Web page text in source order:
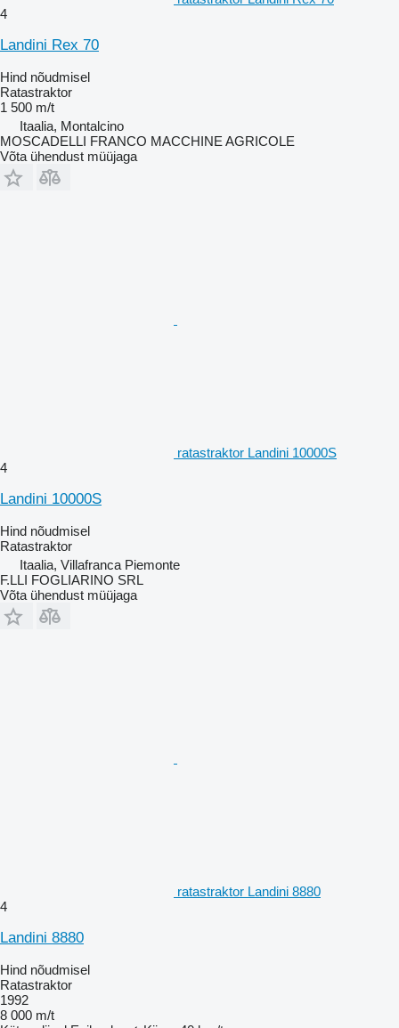
4
Landini Rex 70
Hind nõudmisel
Ratastraktor
1 500 m/t
Itaalia, Montalcino
MOSCADELLI FRANCO MACCHINE AGRICOLE
Võta ühendust müüjaga
ratastraktor Landini 10000S
4
Landini 10000S
Hind nõudmisel
Ratastraktor
Itaalia, Villafranca Piemonte
F.LLI FOGLIARINO SRL
Võta ühendust müüjaga
ratastraktor Landini 8880
4
Landini 8880
Hind nõudmisel
Ratastraktor
1992
8 000 m/t